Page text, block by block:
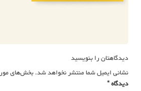
راهبری
نوشته
دیدگاهتان را بنویسید
نشانی ایمیل شما منتشر نخواهد شد.بخش‌های
دیدگاه*